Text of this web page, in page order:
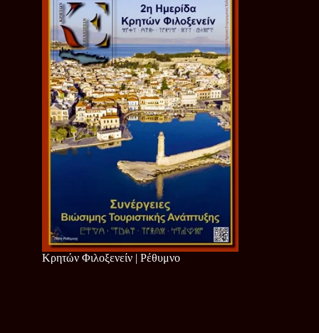
Κρητών Φιλοξενείν | Ρέθυμνο